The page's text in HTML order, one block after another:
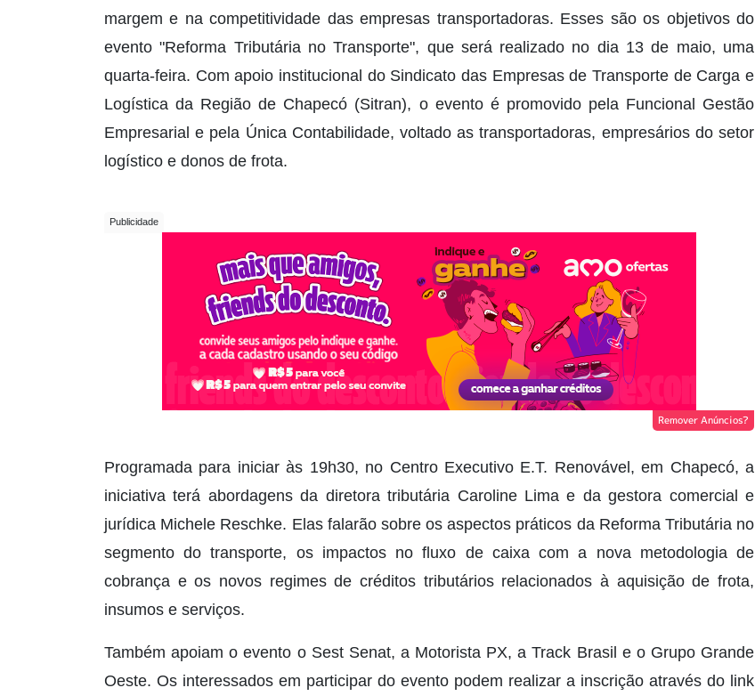
margem e na competitividade das empresas transportadoras. Esses são os objetivos do
evento "Reforma Tributária no Transporte", que será realizado no dia 13 de maio, uma
quarta-feira. Com apoio institucional do Sindicato das Empresas de Transporte de Carga e
Logística da Região de Chapecó (Sitran), o evento é promovido pela Funcional Gestão
Empresarial e pela Única Contabilidade, voltado as transportadoras, empresários do setor
logístico e donos de frota.
Remover Anúncios?
Programada para iniciar às 19h30, no Centro Executivo E.T. Renovável, em Chapecó, a
iniciativa terá abordagens da diretora tributária Caroline Lima e da gestora comercial e
jurídica Michele Reschke. Elas falarão sobre os aspectos práticos da Reforma Tributária no
segmento do transporte, os impactos no fluxo de caixa com a nova metodologia de
cobrança e os novos regimes de créditos tributários relacionados à aquisição de frota,
insumos e serviços.
Também apoiam o evento o Sest Senat, a Motorista PX, a Track Brasil e o Grupo Grande
Oeste. Os interessados em participar do evento podem realizar a inscrição através do link